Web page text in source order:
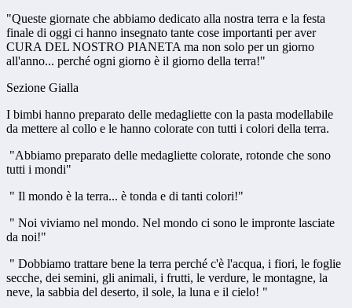
"Queste giornate che abbiamo dedicato alla nostra terra e la festa
finale di oggi ci hanno insegnato tante cose importanti per aver
CURA DEL NOSTRO PIANETA ma non solo per un giorno
all'anno... perché ogni giorno è il giorno della terra!"
Sezione Gialla
I bimbi hanno preparato delle medagliette con la pasta modellabile
da mettere al collo e le hanno colorate con tutti i colori della terra.
"Abbiamo preparato delle medagliette colorate, rotonde che sono
tutti i mondi"
" Il mondo è la terra... è tonda e di tanti colori!"
" Noi viviamo nel mondo. Nel mondo ci sono le impronte lasciate
da noi!"
" Dobbiamo trattare bene la terra perché c'è l'acqua, i fiori, le foglie
secche, dei semini, gli animali, i frutti, le verdure, le montagne, la
neve, la sabbia del deserto, il sole, la luna e il cielo! "